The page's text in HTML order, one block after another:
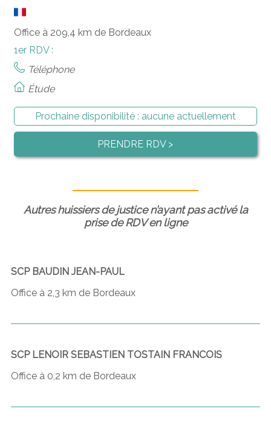
Office à 209,4 km de Bordeaux
1er RDV :
Téléphone
Étude
Prochaine disponibilité : aucune actuellement
PRENDRE RDV >
Autres huissiers de justice n’ayant pas activé la
prise de RDV en ligne
SCP BAUDIN JEAN-PAUL
Office à 2,3 km de Bordeaux
SCP LENOIR SEBASTIEN TOSTAIN FRANCOIS
Office à 0,2 km de Bordeaux